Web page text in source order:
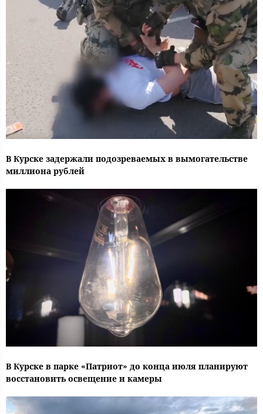
В Курске задержали подозреваемых в вымогательстве
миллиона рублей
В Курске в парке «Патриот» до конца июля планируют
восстановить освещение и камеры